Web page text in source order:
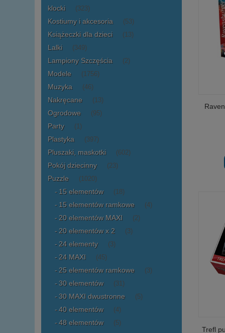
klocki (323)
Kostiumy i akcesoria (53)
Książeczki dla dzieci (13)
Lalki (349)
Lampiony Szczęścia (2)
Modele (1756)
Muzyka (46)
Nakręcane (13)
Ogrodowe (95)
Party (1)
Plastyka (397)
Pluszaki, maskotki (602)
Pokój dziecinny (23)
Puzzle (1020)
15 elementów (18)
15 elementów ramkowe (4)
20 elementów MAXI (2)
20 elementów x 2 (3)
24 elementy (3)
24 MAXI (45)
25 elementów ramkowe (3)
30 elementów (31)
30 MAXI dwustronne (5)
40 elementów (4)
48 elementów (5)
Trefl